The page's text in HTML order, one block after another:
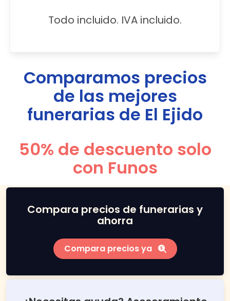
Todo incluido. IVA incluido.
Comparamos precios
de las mejores
funerarias de El Ejido
50% de descuento solo
con Funos
Compara precios de funerarias y
ahorra
Compara precios ya